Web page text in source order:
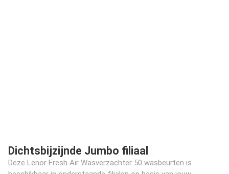
Dichtsbijzijnde Jumbo filiaal
Deze Lenor Fresh Air Wasverzachter 50 wasbeurten is